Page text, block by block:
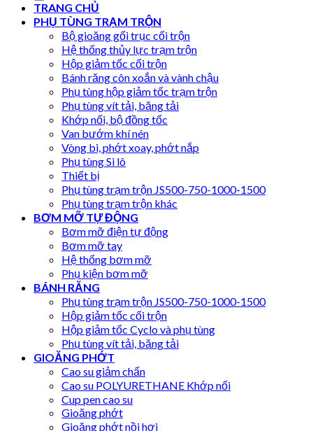
TRANG CHỦ
PHỤ TÙNG TRẠM TRỘN
Bộ gioăng gối trục cối trộn
Hệ thống thủy lực trạm trộn
Hộp giảm tốc cối trộn
Bánh răng côn xoắn và vành chậu
Phụ tùng hộp giảm tốc trạm trộn
Phụ tùng vít tải, băng tải
Khớp nối, bộ đồng tốc
Van bướm khí nén
Vòng bi, phớt xoay, phớt nắp
Phụ tùng Si lô
Thiết bị
Phụ tùng trạm trộn JS500-750-1000-1500
Phụ tùng trạm trộn khác
BƠM MỠ TỰ ĐỘNG
Bơm mỡ điện tự động
Bơm mỡ tay
Hệ thống bơm mỡ
Phụ kiện bơm mỡ
BÁNH RĂNG
Phụ tùng trạm trộn JS500-750-1000-1500
Hộp giảm tốc cối trộn
Hộp giảm tốc Cyclo và phụ tùng
Phụ tùng vít tải, băng tải
GIOĂNG PHỚT
Cao su giảm chấn
Cao su POLYURETHANE Khớp nối
Cup pen cao su
Gioăng phớt
Gioăng phớt nồi hơi